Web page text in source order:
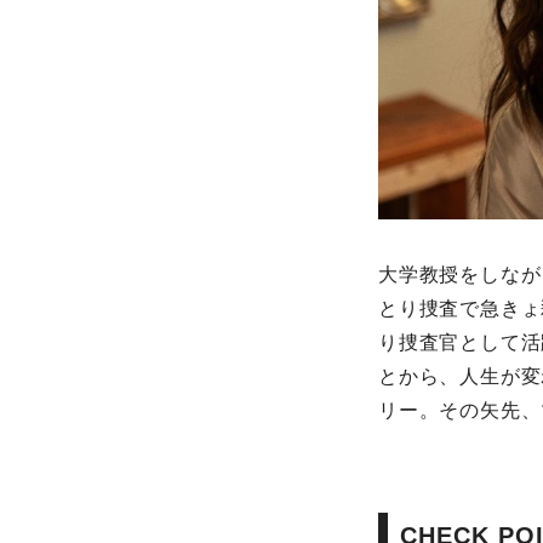
大学教授をしな
とり捜査で急き
り捜査官として
とから、人生が
リー。その矢先
CHECK